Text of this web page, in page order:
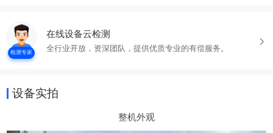
检测专家
在线设备云检测
全行业开放，资深团队，提供优质专业的有偿服务。
设备实拍
整机外观